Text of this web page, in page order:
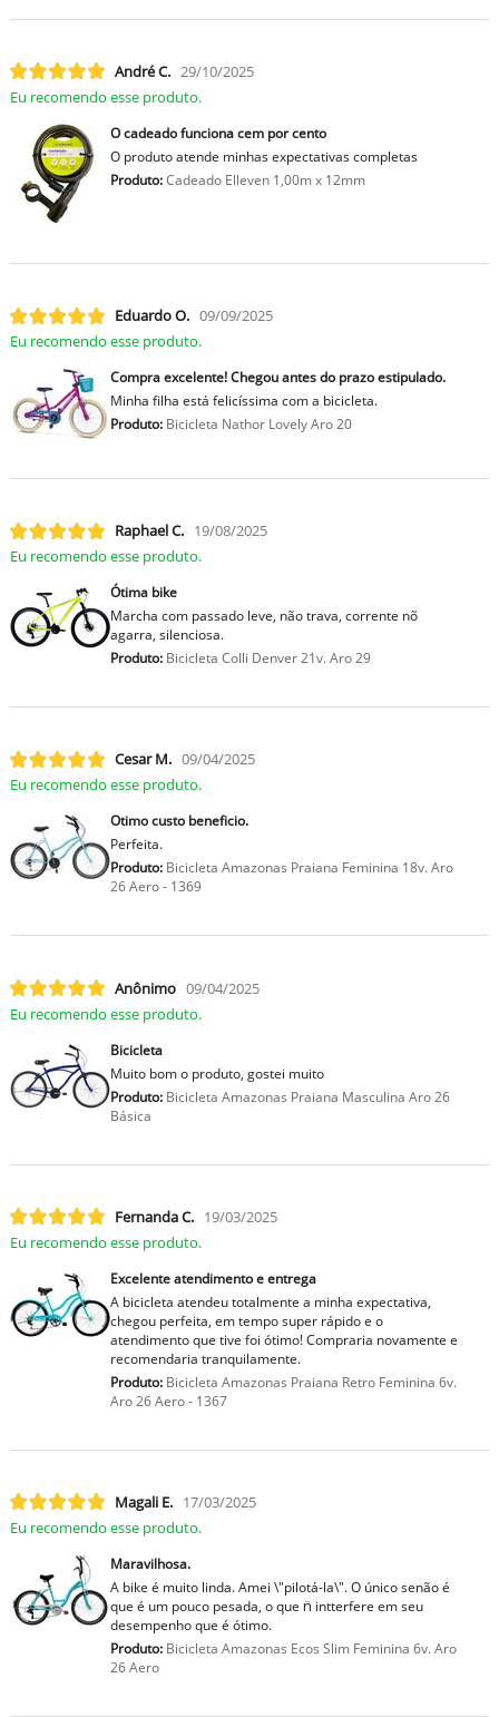
André C. 29/10/2025
Eu recomendo esse produto.
O cadeado funciona cem por cento
O produto atende minhas expectativas completas
Produto:Cadeado Elleven 1,00m x 12mm
Eduardo O. 09/09/2025
Eu recomendo esse produto.
Compra excelente! Chegou antes do prazo estipulado.
Minha filha está felicíssima com a bicicleta.
Produto:Bicicleta Nathor Lovely Aro 20
Raphael C. 19/08/2025
Eu recomendo esse produto.
Ótima bike
Marcha com passado leve, não trava, corrente nõ
agarra, silenciosa.
Produto:Bicicleta Colli Denver 21v. Aro 29
Cesar M. 09/04/2025
Eu recomendo esse produto.
Otimo custo beneficio.
Perfeita.
Produto:Bicicleta Amazonas Praiana Feminina 18v. Aro
26 Aero - 1369
Anônimo 09/04/2025
Eu recomendo esse produto.
Bicicleta
Muito bom o produto, gostei muito
Produto:Bicicleta Amazonas Praiana Masculina Aro 26
Básica
Fernanda C. 19/03/2025
Eu recomendo esse produto.
Excelente atendimento e entrega
A bicicleta atendeu totalmente a minha expectativa,
chegou perfeita, em tempo super rápido e o
atendimento que tive foi ótimo! Compraria novamente e
recomendaria tranquilamente.
Produto:Bicicleta Amazonas Praiana Retro Feminina 6v.
Aro 26 Aero - 1367
Magali E. 17/03/2025
Eu recomendo esse produto.
Maravilhosa.
A bike é muito linda. Amei \"pilotá-la\". O único senão é
que é um pouco pesada, o que n̈ intterfere em seu
desempenho que é ótimo.
Produto:Bicicleta Amazonas Ecos Slim Feminina 6v. Aro
26 Aero